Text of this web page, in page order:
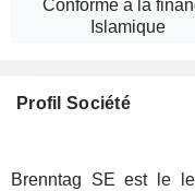
Conforme à la
Islamique
Profil Société
Brenntag SE est le